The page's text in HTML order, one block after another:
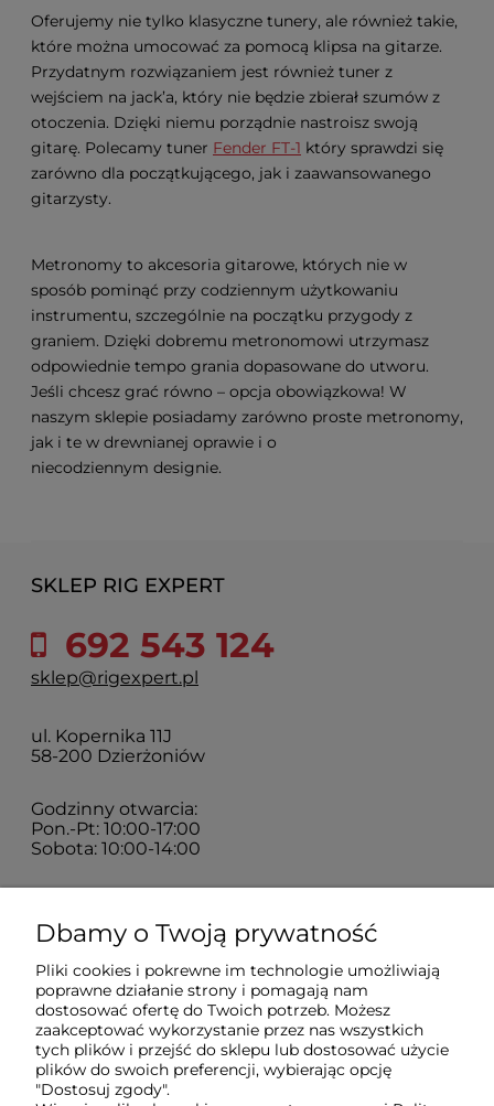
Oferujemy nie tylko klasyczne tunery, ale również takie,
które można umocować za pomocą klipsa na gitarze.
Przydatnym rozwiązaniem jest również tuner z
wejściem na jack’a, który nie będzie zbierał szumów z
otoczenia. Dzięki niemu porządnie nastroisz swoją
gitarę. Polecamy tuner Fender FT-1 który sprawdzi się
zarówno dla początkującego, jak i zaawansowanego
gitarzysty.
Metronomy to akcesoria gitarowe, których nie w
sposób pominąć przy codziennym użytkowaniu
instrumentu, szczególnie na początku przygody z
graniem. Dzięki dobremu metronomowi utrzymasz
odpowiednie tempo grania dopasowane do utworu.
Jeśli chcesz grać równo – opcja obowiązkowa! W
naszym sklepie posiadamy zarówno proste metronomy,
jak i te w drewnianej oprawie i o
niecodziennym designie.
SKLEP RIG EXPERT
692 543 124
sklep@rigexpert.pl
ul. Kopernika 11J
58-200 Dzierżoniów
Godzinny otwarcia:
Pon.-Pt: 10:00-17:00
Sobota: 10:00-14:00
Zakupy
Sklep
Moje konto
Dbamy o Twoją prywatność
Pliki cookies i pokrewne im technologie umożliwiają
poprawne działanie strony i pomagają nam
dostosować ofertę do Twoich potrzeb. Możesz
zaakceptować wykorzystanie przez nas wszystkich
tych plików i przejść do sklepu lub dostosować użycie
plików do swoich preferencji, wybierając opcję
"Dostosuj zgody".